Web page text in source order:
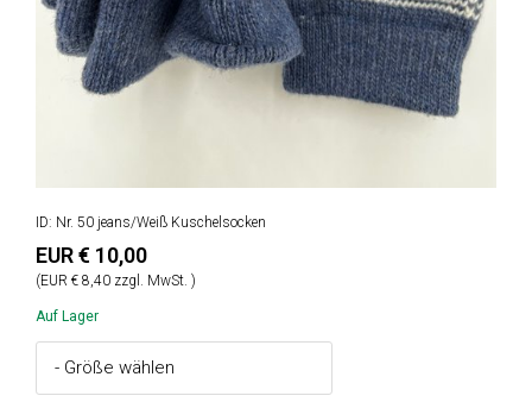
ID: Nr. 50 jeans/Weiß Kuschelsocken
EUR € 10,00
(EUR € 8,40 zzgl. MwSt. )
Auf Lager